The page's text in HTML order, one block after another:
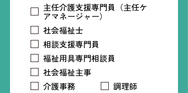
主任介護支援専門員（主任ケ
アマネージャー）
社会福祉士
相談支援専門員
福祉用具専門相談員
社会福祉主事
介護事務
調理師